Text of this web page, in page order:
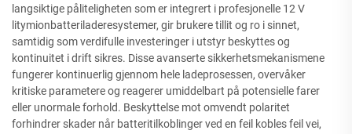
langsiktige påliteligheten som er integrert i profesjonelle 12 V
litymionbatteriladeresystemer, gir brukere tillit og ro i sinnet,
samtidig som verdifulle investeringer i utstyr beskyttes og
kontinuitet i drift sikres. Disse avanserte sikkerhetsmekanismene
fungerer kontinuerlig gjennom hele ladeprosessen, overvåker
kritiske parametere og reagerer umiddelbart på potensielle farer
eller unormale forhold. Beskyttelse mot omvendt polaritet
forhindrer skader når batteritilkoblinger ved en feil kobles feil vei,